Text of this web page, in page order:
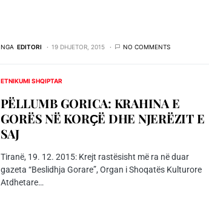
NGA EDITORI 19 DHJETOR, 2015 NO COMMENTS
ETNIKUMI SHQIPTAR
PËLLUMB GORICA: KRAHINA E
GORËS NË KORҪË DHE NJERËZIT E
SAJ
Tiranë, 19. 12. 2015: Krejt rastësisht më ra në duar
gazeta “Beslidhja Gorare”, Organ i Shoqatës Kulturore
Atdhetare…